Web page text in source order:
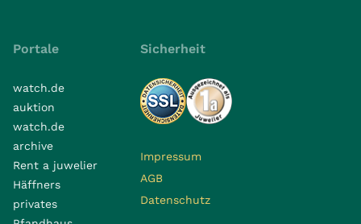
Portale
watch.de
auktion
watch.de
archive
Rent a juwelier
Häffners
privates
Sicherheit
Impressum
AGB
Datenschutz